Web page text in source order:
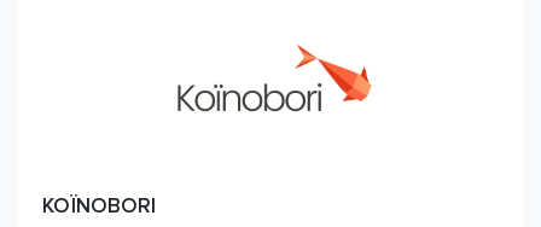
KOÏNOBORI